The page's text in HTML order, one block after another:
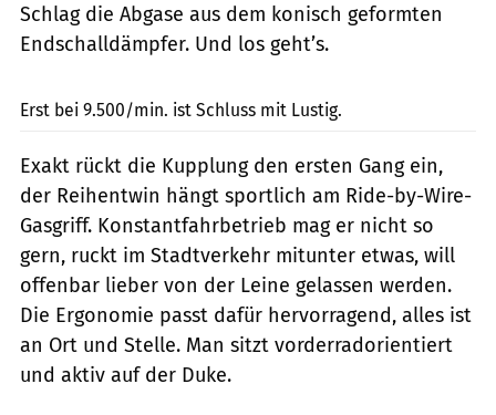
Schlag die Abgase aus dem konisch geformten
Endschalldämpfer. Und los geht’s.
Erst bei 9.500/min. ist Schluss mit Lustig.
Exakt rückt die Kupplung den ersten Gang ein,
der Reihentwin hängt sportlich am Ride-by-Wire-
Gasgriff. Konstantfahrbetrieb mag er nicht so
gern, ruckt im Stadtverkehr mitunter etwas, will
offenbar lieber von der Leine gelassen werden.
Die Ergonomie passt dafür hervorragend, alles ist
an Ort und Stelle. Man sitzt vorderradorientiert
und aktiv auf der Duke.